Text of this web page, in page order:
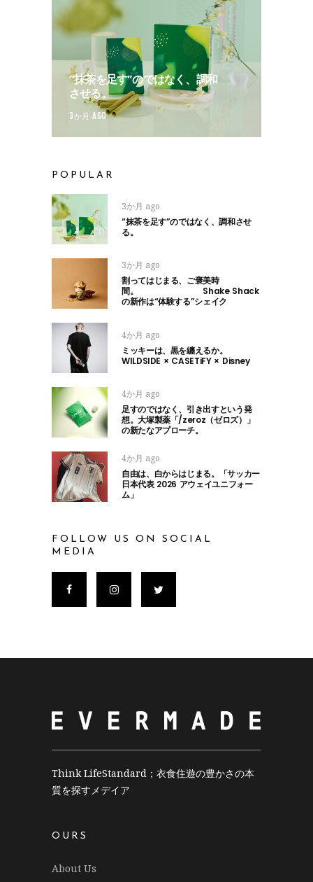
“抹茶を足す”のではなく、調和
させる。
3か月 AGO
POPULAR
3か月 ago
“抹茶を足す”のではなく、調和させ
る。
3か月 ago
割ってはじまる、ご褒美時
間。 Shake Shack
の新作は“体験する”シェイク
4か月 ago
ミッキーは、黒を纏えるか。
WILDSIDE × CASETiFY × Disney
4か月 ago
足すのではなく、引き出すという発
想。大塚製薬「/zeroz（ゼロズ）」
の新たなアプローチ。
4か月 ago
自由は、白からはじまる。「サッカー
日本代表 2026 アウェイユニフォー
ム」
FOLLOW US ON SOCIAL
MEDIA
Think LifeStandard；衣食住遊の豊かさの本
質を探すメデイア
OURS
About Us